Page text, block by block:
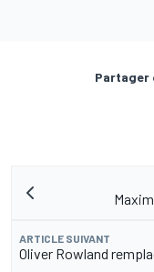
Partager
ARTICLE SUIVANT
Oliver Rowland